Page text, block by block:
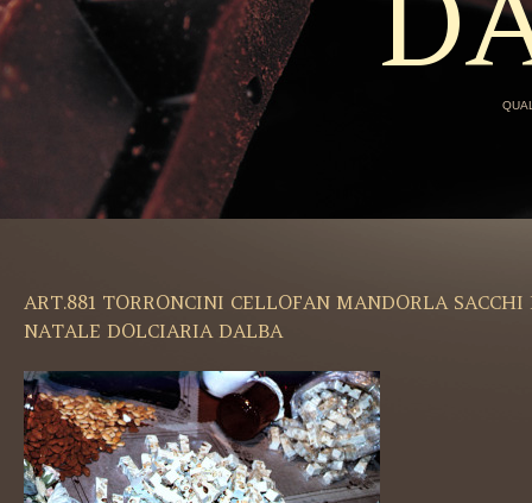
ART.881 TORRONCINI CELLOFAN MANDORLA SACCHI
NATALE DOLCIARIA DALBA